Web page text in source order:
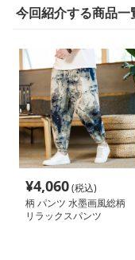
今回紹介する商品一
¥4,060(税込)
柄 パンツ 水墨画風総柄
リラックスパンツ